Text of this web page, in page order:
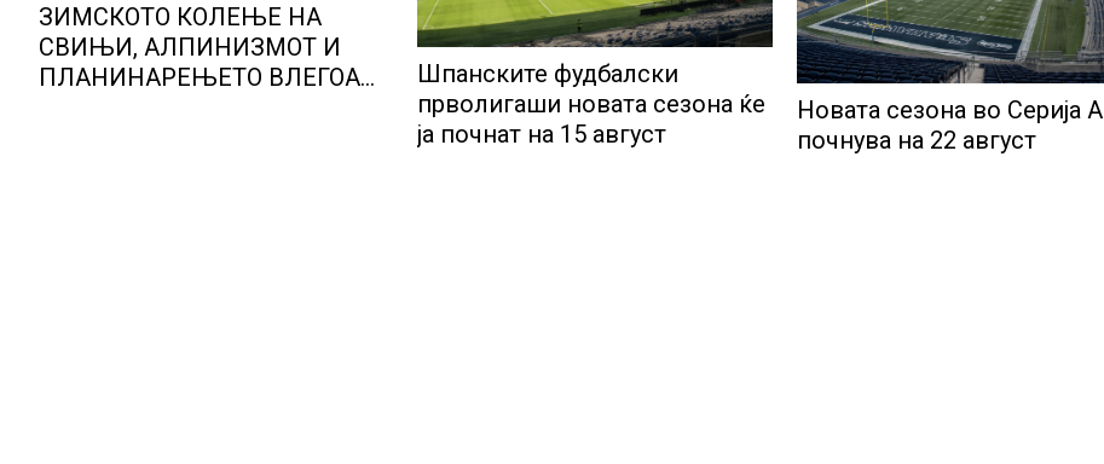
ЗИМСКОТО КОЛЕЊЕ НА
СВИЊИ, АЛПИНИЗМОТ И
ПЛАНИНАРЕЊЕТО ВЛЕГОА
Шпанските фудбалски
прволигаши новата сезона ќе
ја почнат на 15 август
Новата сезона во Серија А
почнува на 22 август